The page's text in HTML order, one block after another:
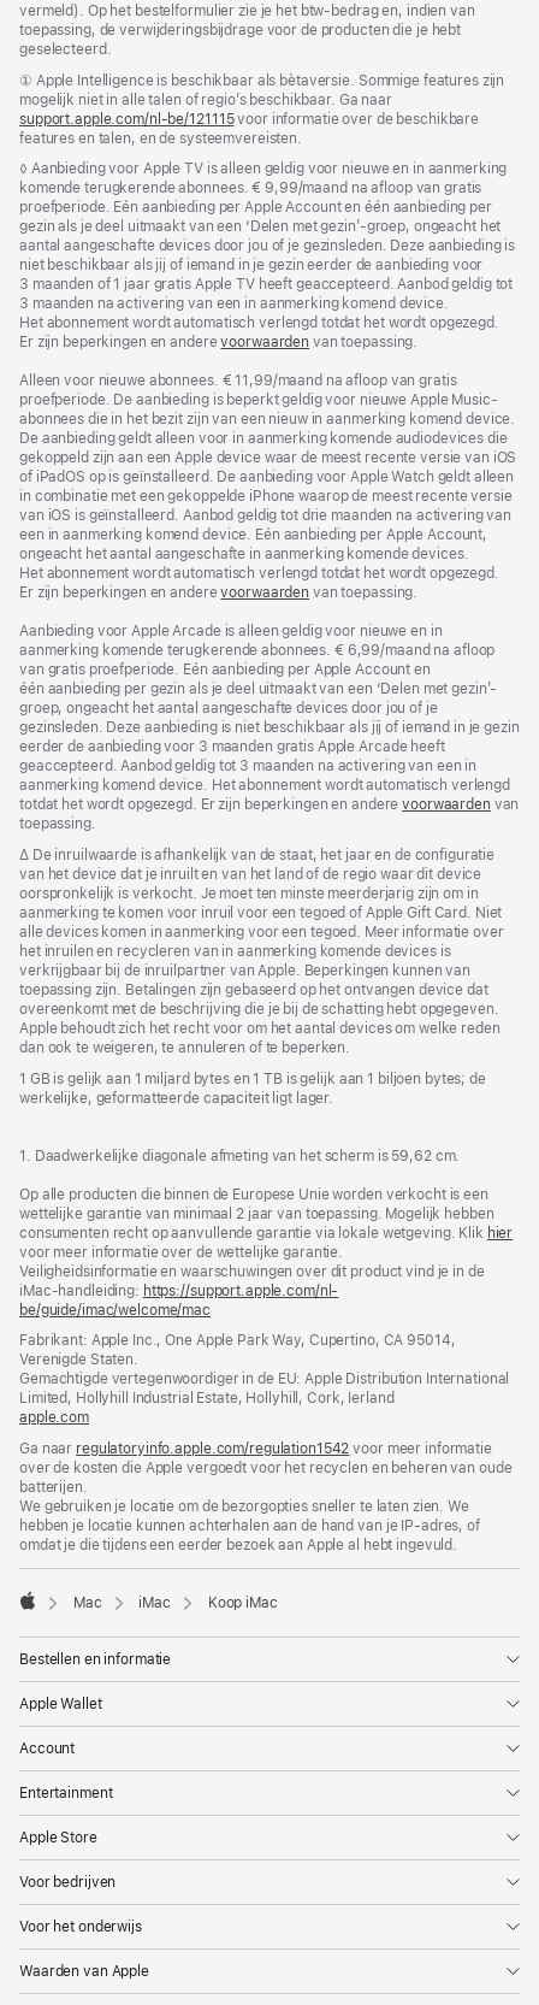
vermeld). Op het bestelformulier zie je het btw-bedrag en, indien van
toepassing, de verwijderingsbijdrage voor de producten die je hebt
geselecteerd.
Voetnoot
① Apple Intelligence is beschikbaar als bètaversie. Sommige features zijn
mogelijk niet in alle talen of regio’s beschikbaar. Ga naar
support.apple.com/nl-be/121115(Wordt
in
nieuw
venster
geopend)
voor informatie over de beschikbare
features en talen, en de systeem­vereisten.
Voetnoot
◊ Aanbieding voor Apple TV is alleen geldig voor nieuwe en in aanmerking
komende terugkerende abonnees. € 9,99/maand na afloop van gratis
proefperiode. Eén aanbieding per Apple Account en één aanbieding per
gezin als je deel uitmaakt van een ‘Delen met gezin’-groep, ongeacht het
aantal aangeschafte devices door jou of je gezinsleden. Deze aanbieding is
niet beschikbaar als jij of iemand in je gezin eerder de aanbieding voor
3 maanden of 1 jaar gratis Apple TV heeft geaccepteerd. Aanbod geldig tot
3 maanden na activering van een in aanmerking komend device.
Het abonnement wordt automatisch verlengd totdat het wordt opgezegd.
Er zijn beperkingen en anderevoorwaarden van toepassing.
Alleen voor nieuwe abonnees. € 11,99/maand na afloop van gratis
proefperiode. De aanbieding is beperkt geldig voor nieuwe Apple Music-
abonnees die in het bezit zijn van een nieuw in aanmerking komend device.
De aanbieding geldt alleen voor in aanmerking komende audiodevices die
gekoppeld zijn aan een Apple device waar de meest recente versie van iOS
of iPadOS op is geïnstalleerd. De aanbieding voor Apple Watch geldt alleen
in combinatie met een gekoppelde iPhone waarop de meest recente versie
van iOS is geïnstalleerd. Aanbod geldig tot drie maanden na activering van
een in aanmerking komend device. Eén aanbieding per Apple Account,
ongeacht het aantal aangeschafte in aanmerking komende devices.
Het abonnement wordt automatisch verlengd totdat het wordt opgezegd.
Er zijn beperkingen en anderevoorwaarden van toepassing.
Aanbieding voor Apple Arcade is alleen geldig voor nieuwe en in
aanmerking komende terugkerende abonnees. € 6,99/maand na afloop
van gratis proefperiode. Eén aanbieding per Apple Account en
één aanbieding per gezin als je deel uitmaakt van een ‘Delen met gezin’-
groep, ongeacht het aantal aangeschafte devices door jou of je
gezinsleden. Deze aanbieding is niet beschikbaar als jij of iemand in je gezin
eerder de aanbieding voor 3 maanden gratis Apple Arcade heeft
geaccepteerd. Aanbod geldig tot 3 maanden na activering van een in
aanmerking komend device. Het abonnement wordt automatisch verlengd
totdat het wordt opgezegd. Er zijn beperkingen en anderevoorwaarden van
toepassing.
Voetnoot
∆ De inruilwaarde is afhankelijk van de staat, het jaar en de configuratie
van het device dat je inruilt en van het land of de regio waar dit device
oorspronkelijk is verkocht. Je moet ten minste meerderjarig zijn om in
aanmerking te komen voor inruil voor een tegoed of Apple Gift Card. Niet
alle devices komen in aanmerking voor een tegoed. Meer informatie over
het inruilen en recycleren van in aanmerking komende devices is
verkrijgbaar bij de inruilpartner van Apple. Beperkingen kunnen van
toepassing zijn. Betalingen zijn gebaseerd op het ontvangen device dat
overeenkomt met de beschrijving die je bij de schatting hebt opgegeven.
Apple behoudt zich het recht voor om het aantal devices om welke reden
dan ook te weigeren, te annuleren of te beperken.
1 GB is gelijk aan 1 miljard bytes en 1 TB is gelijk aan 1 biljoen bytes; de
werkelijke, geformatteerde capaciteit ligt lager.
1. Daadwerkelijke diagonale afmeting van het scherm is 59,62 cm.
Op alle producten die binnen de Europese Unie worden verkocht is een
wettelijke garantie van minimaal 2 jaar van toepassing. Mogelijk hebben
consumenten recht op aanvullende garantie via lokale wetgeving. Klik hier
voor meer informatie over de wettelijke garantie.
Veiligheidsinformatie en waarschuwingen over dit product vind je in de
iMac-handleiding: https://support.apple.com/nl-
be/guide/imac/welcome/mac
nieuw
geopend)
Fabrikant: Apple Inc., One Apple Park Way, Cupertino, CA 95014,
Verenigde Staten.
Gemachtigde vertegenwoordiger in de EU: Apple Distribution International
Limited, Hollyhill Industrial Estate, Hollyhill, Cork, Ierland
apple.com(wordt
nieuw
venster
Ga naar regulatoryinfo.apple.com/regulation1542 (wordt
in
venster
geopend)
voor meer informatie
over de kosten die Apple vergoedt voor het recyclen en beheren van oude
batterijen.
We gebruiken je locatie om de bezorgopties sneller te laten zien. We
hebben je locatie kunnen achterhalen aan de hand van je IP-adres, of
omdat je die tijdens een eerder bezoek aan Apple al hebt ingevuld.
Mac iMac Koop iMac
Bestellen en informatie
Apple Wallet
Account
Entertainment
Apple Store
Voor bedrijven
Voor het onderwijs
Waarden van Apple